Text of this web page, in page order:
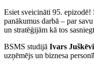
Esiet sveicināti 95.
panākumus darbā – par
un stratēģijām kā tos
BSMS studijā Ivars
uzņēmējs un biznesa